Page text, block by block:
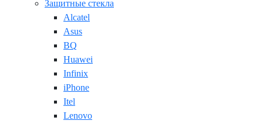
Защитные стекла
Alcatel
Asus
BQ
Huawei
Infinix
iPhone
Itel
Lenovo